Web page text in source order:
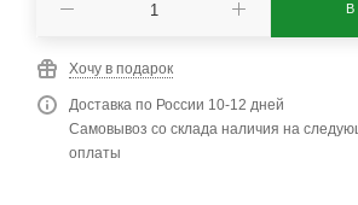
Хочу в подарок
Доставка по России 10-12 дней
Самовывоз со склада наличия на
оплаты